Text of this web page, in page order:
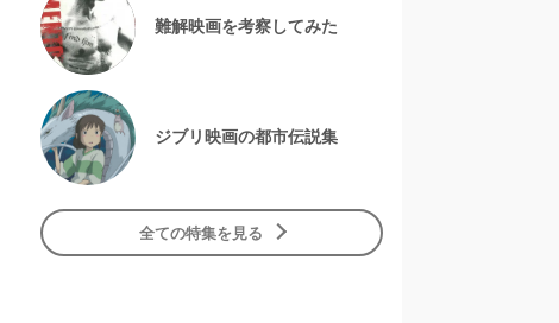
難解映画を考察してみた
ジブリ映画の都市伝説集
全ての特集を見る